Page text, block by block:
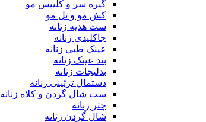
گیره سر و کلیپس مو
کش مو و تل مو
ست هدیه زنانه
جاکلیدی زنانه
عینک طبی زنانه
بند عینک زنانه
بدلیجات زنانه
دستمال تزئینی زنانه
ست شال گردن و کلاه زنانه
چتر زنانه
شال گردن زنانه